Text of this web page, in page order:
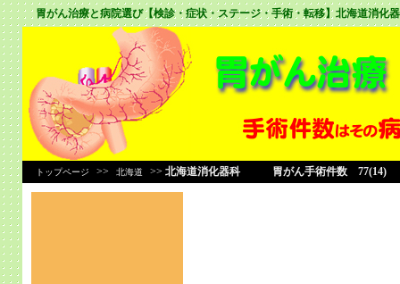
胃がん治療と病院選び【検診・症状・ステージ・手術・転移】 北海道消化
トップページ >> 北海道 >> 北海道消化器科 胃がん手術件数 77(14)